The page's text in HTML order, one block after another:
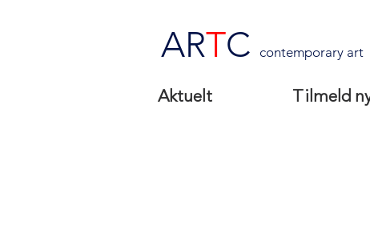
ARTC contemporary art
Aktuelt Tilmeld